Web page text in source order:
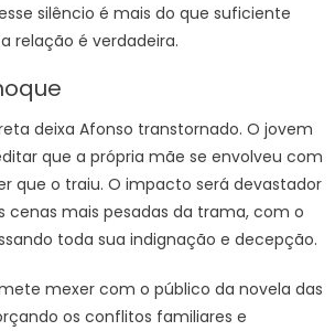
silêncio é mais do que suficiente
relação é verdadeira.
deixa Afonso transtornado. O jovem
que a própria mãe se envolveu com
que o traiu. O impacto será devastador
cenas mais pesadas da trama, com o
toda sua indignação e decepção.
mexer com o público da novela das
os conflitos familiares e